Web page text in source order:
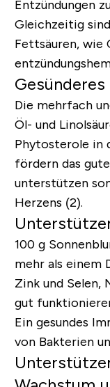
Entzündungen
Gleichzeitig
Fettsäuren, wie
Gesünderes
Die mehrfach
Öl- und
Phytosterole in
fördern das
unterstützen
Herzens (2).
100 g
mehr als einem
Zink und Selen,
gut
Ein gesundes
von Bakterien